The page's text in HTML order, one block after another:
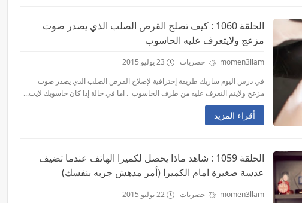
الحلقة 1060 : كيف تصلح القرص الصلب الذي يصدر صوت
مزعج ولايتعرف عليه الحاسوب
momen3llam حصريات
23 يوليو 2015
في درس اليوم ساريك طريقة إحترافية لإصلاح القرص الصلب الذي يصدر صوت
مزعج ولايتم التعرف عليه من طرف الحاسوب . اما في حالة إذا كان حاسوبك لايت...
أقراء المزيد
الحلقة 1059 : شاهد ماذا يحصل لكميرا الهاتف عندما تضيف
عدسة صغيرة امام الكميرا (أمر مدهش جربه بنفسك)
momen3llam حصريات
22 يوليو 2015